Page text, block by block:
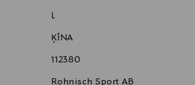
L
ĶĪNA
112380
Rohnisch Sport AB